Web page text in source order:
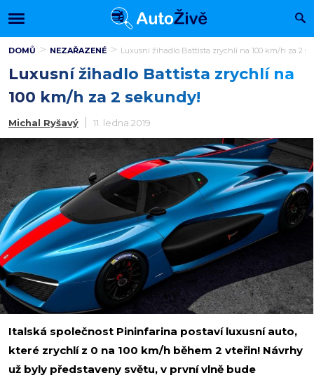
DOMŮ NEZAŘAZENÉ Luxusní žihadlo Battista zrychlí na 100 km/h za 2
Luxusní žihadlo Battista zrychlí na
100 km/h za 2 sekundy!
Michal Ryšavý 11. ledna 2019
Italská společnost Pininfarina postaví luxusní auto,
které zrychlí z 0 na 100 km/h během 2 vteřin! Návrhy
už byly představeny světu, v první vlně bude